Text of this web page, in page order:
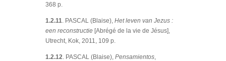
368 p.
1.2.11. PASCAL (Blaise), Het leven van Jezus :
een reconstructie[Abrégé de la vie de Jésus],
Utrecht, Kok, 2011, 109 p.
1.2.12. PASCAL (Blaise), Pensamientos,